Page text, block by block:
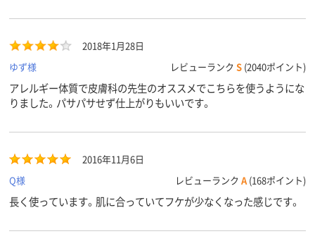
らかではないですが、皮膚には良いと思います。
2018年1月28日
ゆず様
レビューランク S (2040ポイント)
アレルギー体質で皮膚科の先生のオススメでこちらを使うようにな
りました。パサパサせず仕上がりもいいです。
2016年11月6日
Q様
レビューランク A (168ポイント)
長く使っています。肌に合っていてフケが少なくなった感じです。